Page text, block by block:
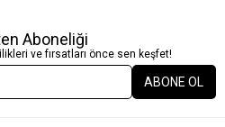
Aboneliği
ve fırsatları önce sen keşfet!
ABONE OL